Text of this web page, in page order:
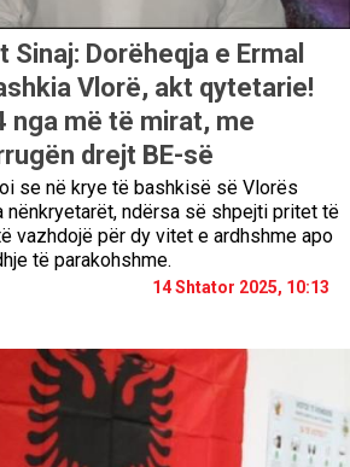
Dorëheqja e Ermal
Vlorë, akt qytetarie!
nga më të mirat, me
drejt BE-së
se në krye të bashkisë së Vlorës
nënkryetarët, ndërsa së shpejti pritet të
vazhdojë për dy vitet e ardhshme apo
të parakohshme.
14 Shtator 2025, 10:13